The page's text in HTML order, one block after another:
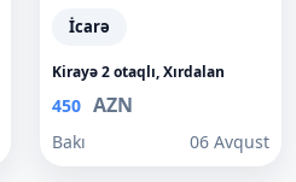
İcarə
Kirayə 2 otaqlı, Xırdalan
450 AZN
Bakı 06 Avqust